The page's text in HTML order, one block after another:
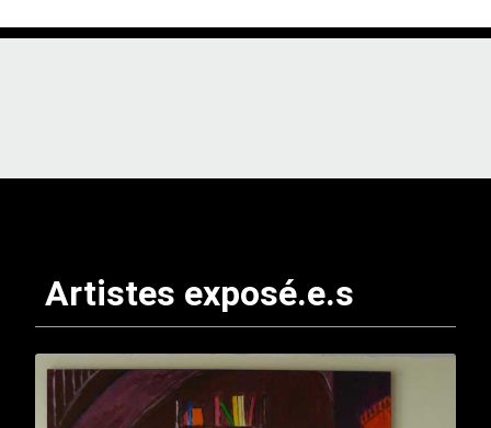
Artistes exposé.e.s